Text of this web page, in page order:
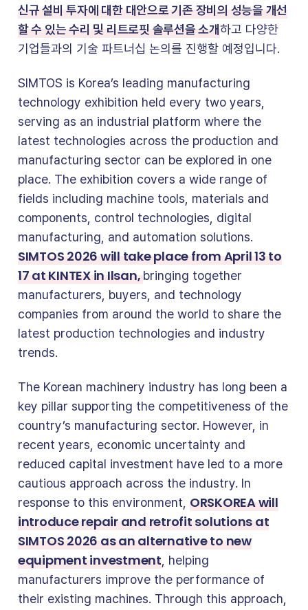
신규 설비 투자에 대한 대안으로 기존 장비의 성능을 개선
할 수 있는 수리 및 리트로핏 솔루션을 소개하고 다양한
기업들과의 기술 파트너십 논의를 진행할 예정입니다.
SIMTOS is Korea’s leading manufacturing
technology exhibition held every two years,
serving as an industrial platform where the
latest technologies across the production and
manufacturing sector can be explored in one
place. The exhibition covers a wide range of
fields including machine tools, materials and
components, control technologies, digital
manufacturing, and automation solutions.
SIMTOS 2026 will take place from April 13 to
17 at KINTEX in Ilsan, bringing together
manufacturers, buyers, and technology
companies from around the world to share the
latest production technologies and industry
trends.
The Korean machinery industry has long been a
key pillar supporting the competitiveness of the
country’s manufacturing sector. However, in
recent years, economic uncertainty and
reduced capital investment have led to a more
cautious approach across the industry. In
response to this environment, ORSKOREA will
introduce repair and retrofit solutions at
SIMTOS 2026 as an alternative to new
equipment investment , helping
manufacturers improve the performance of
their existing machines. Through this approach,